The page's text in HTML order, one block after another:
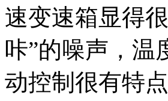
速变速箱显得
咔”的噪声，温
动控制很有特